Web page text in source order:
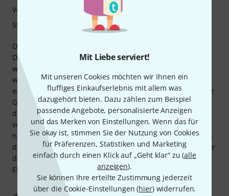
Mit Liebe serviert!
Mit unseren Cookies möchten wir Ihnen ein
fluffiges Einkaufserlebnis mit allem was
dazugehört bieten. Dazu zählen zum Beispiel
passende Angebote, personalisierte Anzeigen
und das Merken von Einstellungen. Wenn das für
Sie okay ist, stimmen Sie der Nutzung von Cookies
für Präferenzen, Statistiken und Marketing
einfach durch einen Klick auf „Geht klar“ zu (alle
anzeigen).
Sie können Ihre erteilte Zustimmung jederzeit
über die Cookie-Einstellungen (hier) widerrufen.
Obwohl der Bezug aus Schaumstoff mit der angegebenen
Dicke von 16 mm besteht, wirkt er deutlich dicker. Das
wasserdichte Außenmaterial und das weiche Innenfutter
werden deutlich hochwertiger wahrgenommen als die
erwartete Ware nach der Bestellung laut Beschreibung. Die
Genauigkeit der Verarbeitung ist unerwartet gut. Lediglich
die Stabilität beim Liegenlassen des in diesem Koffer
verpackten Instruments ist recht gering. Vielleicht wird es
nach längerem Gebrauch besser. Der Reißverschluss ist an
der richtigen Stelle, es gibt genügend Taschen, der Platz für
das Schlüsselband ist gesichert und die reflektierenden
Elemente sorgen abends für Komfort und Sicherheit.
Verarbeitung
Stabilität